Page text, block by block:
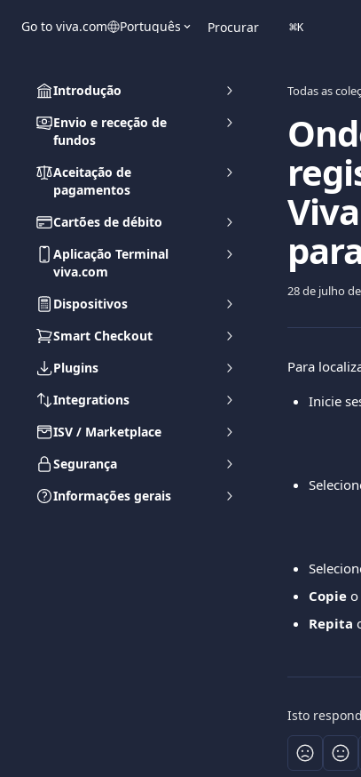
Go to viva.com Português Procurar ⌘K
Introdução
Envio e receção de
fundos
Aceitação de
pagamentos
Cartões de débito
Aplicação Terminal
viva.com
Dispositivos
Smart Checkout
Plugins
Integrations
ISV / Marketplace
Segurança
Informações gerais
Todas as
28 de julho
Para
Inicie
Copie o
Repita
Isto